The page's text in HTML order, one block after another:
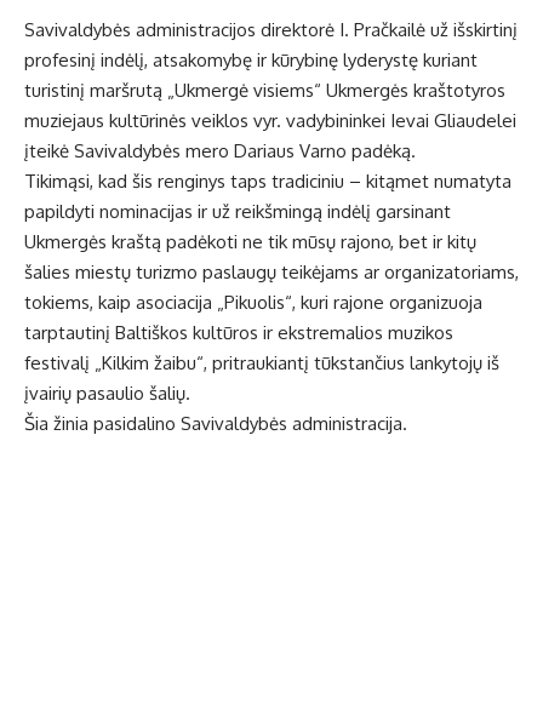
Savivaldybės administracijos direktorė I. Pračkailė už išskirtinį
profesinį indėlį, atsakomybę ir kūrybinę lyderystę kuriant
turistinį maršrutą „Ukmergė visiems“ Ukmergės kraštotyros
muziejaus kultūrinės veiklos vyr. vadybininkei Ievai Gliaudelei
įteikė Savivaldybės mero Dariaus Varno padėką.
Tikimąsi, kad šis renginys taps tradiciniu – kitąmet numatyta
papildyti nominacijas ir už reikšmingą indėlį garsinant
Ukmergės kraštą padėkoti ne tik mūsų rajono, bet ir kitų
šalies miestų turizmo paslaugų teikėjams ar organizatoriams,
tokiems, kaip asociacija „Pikuolis“, kuri rajone organizuoja
tarptautinį Baltiškos kultūros ir ekstremalios muzikos
festivalį „Kilkim žaibu“, pritraukiantį tūkstančius lankytojų iš
įvairių pasaulio šalių.
Šia žinia pasidalino Savivaldybės administracija.